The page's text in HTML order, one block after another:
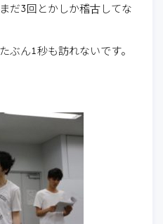
だ3回とかしか稽古してな
ぶん1秒も訪れないです。